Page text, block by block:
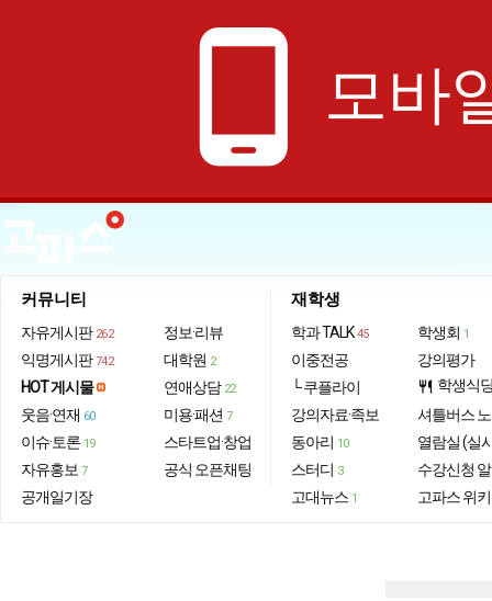
phone_android 모바
커뮤니티
자유게시판 262
익명게시판 742
HOT 게시물
웃음·연재 60
이슈·토론 19
자유홍보 7
공개일기장
정보·리뷰
대학원 2
연애상담 22
미용·패션 7
스타트업·창업
공식 오픈채팅
재학생
학과 TALK 45
이중전공
└ 쿠플라이
강의자료·족보
동아리 10
스터디 3
고대뉴스 1
학생회 1
강의평가
restaurant 학생식
셔틀버스
열람실 (실
수강신청
고파스 위키